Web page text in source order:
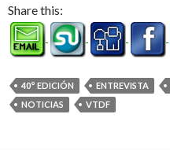
Share this:
40° EDICIÓN ENTREVISTA
NOTICIAS
VTDF